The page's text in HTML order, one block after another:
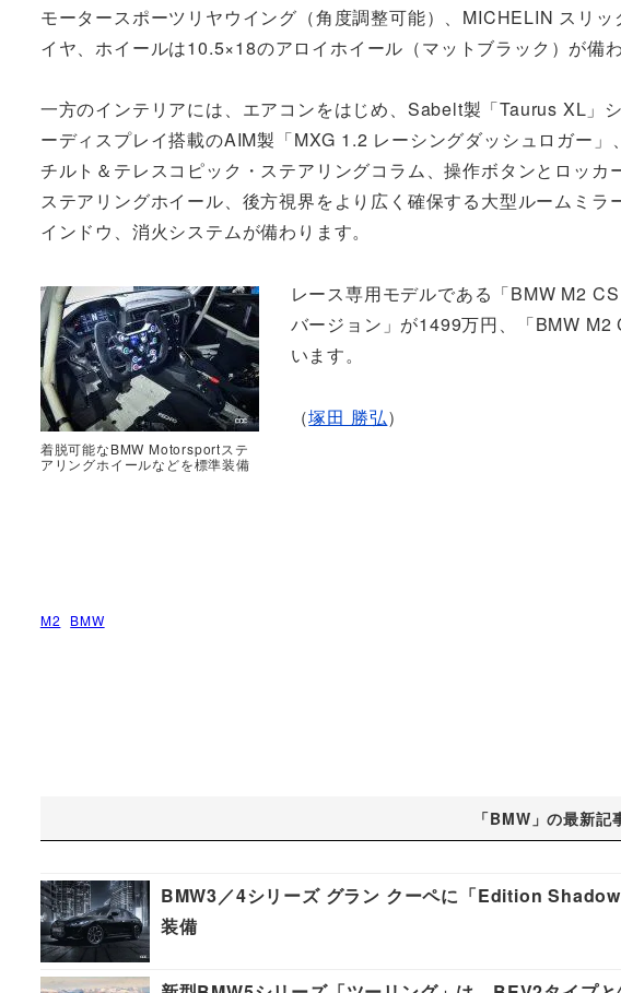
モータースポーツリヤウイング（角度調整可能）、MICHELIN スリ
イヤ、ホイールは10.5×18のアロイホイール（マットブラック）が備わ
一方のインテリアには、エアコンをはじめ、Sabelt製「Taurus XL」
ーディスプレイ搭載のAIM製「MXG 1.2 レーシングダッシュロガー
チルト＆テレスコピック・ステアリングコラム、操作ボタンとロッ
ステアリングホイール、後方視界をより広く確保する大型ルームミ
インドウ、消火システムが備わります。
着脱可能なBMW Motorsportステ
アリングホイールなどを標準装備
レース専用モデルである「BMW M2
バージョン」が1499万円、「BMW
います。
（塚田 勝弘）
M2 BMW
「BMW」の最新記
BMW3／4シリーズ グラン クーペに「Edition
装備